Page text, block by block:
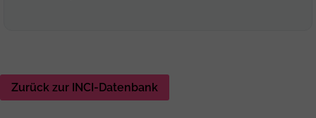
Zurück zur INCI-Datenbank